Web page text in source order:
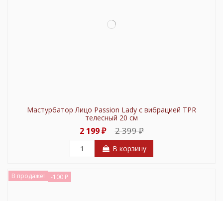
Мастурбатор Лицо Passion Lady с вибрацией TPR
телесный 20 см
2 199 ₽ 2 399 ₽
В корзину
В продаже! -100 ₽